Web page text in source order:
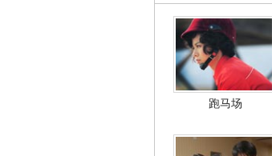
跑马场